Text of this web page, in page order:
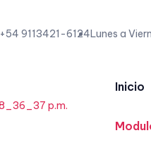
+54 9113421-6124Lunes a
Inicio